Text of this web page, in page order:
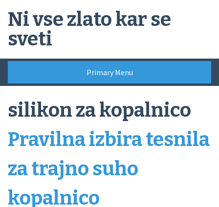
content
Ni vse zlato kar se
sveti
Primary Menu
silikon za kopalnico
Pravilna izbira tesnila
za trajno suho
kopalnico